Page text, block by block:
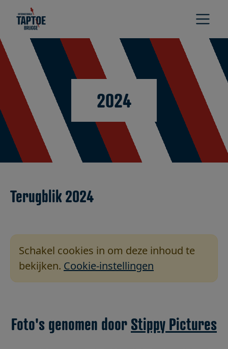
2024
Terugblik 2024
Schakel cookies in om deze inhoud te
bekijken. Cookie-instellingen
Foto's genomen door Stippy Pictures